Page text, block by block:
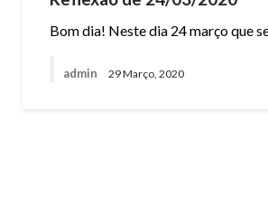
Bom dia! Neste dia 24 março que
admin 29 Março, 2020